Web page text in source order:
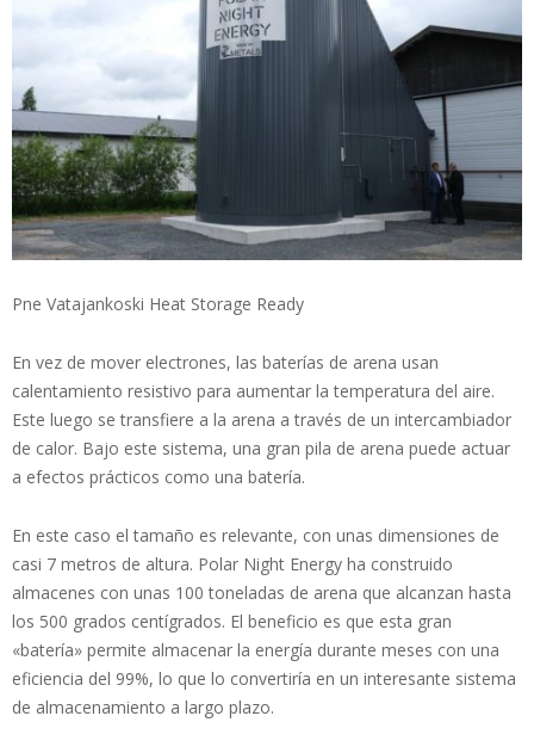
Pne Vatajankoski Heat Storage Ready
En vez de mover electrones, las baterías de arena usan
calentamiento resistivo para aumentar la temperatura del aire.
Este luego se transfiere a la arena a través de un intercambiador
de calor. Bajo este sistema, una gran pila de arena puede actuar
a efectos prácticos como una batería.
En este caso el tamaño es relevante, con unas dimensiones de
casi 7 metros de altura. Polar Night Energy ha construido
almacenes con unas 100 toneladas de arena que alcanzan hasta
los 500 grados centígrados. El beneficio es que esta gran
«batería» permite almacenar la energía durante meses con una
eficiencia del 99%, lo que lo convertiría en un interesante sistema
de almacenamiento a largo plazo.